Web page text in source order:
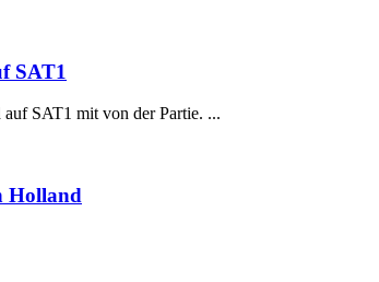
SAT1
SAT1 mit von der Partie. ...
Holland